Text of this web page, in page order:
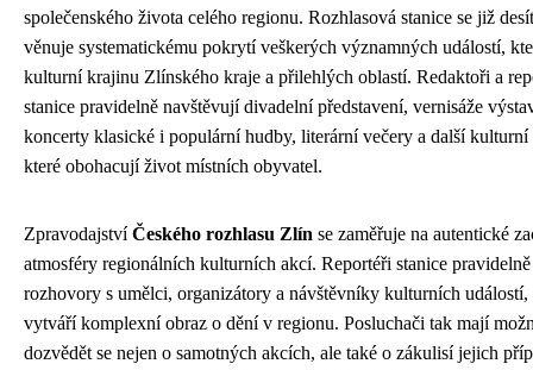
společenského života celého regionu. Rozhlasová stanice se již
věnuje systematickému pokrytí veškerých významných událostí,
kulturní krajinu Zlínského kraje a přilehlých oblastí. Redaktoři a
stanice pravidelně navštěvují divadelní představení, vernisáže
koncerty klasické i populární hudby, literární večery a další kulturní
které obohacují život místních obyvatel.
ZpravodajstvíČeského rozhlasu Zlín se zaměřuje na autentické
atmosféry regionálních kulturních akcí. Reportéři stanice
rozhovory s umělci, organizátory a návštěvníky kulturních událostí,
vytváří komplexní obraz o dění v regionu. Posluchači tak mají
dozvědět se nejen o samotných akcích, ale také o zákulisí jejich